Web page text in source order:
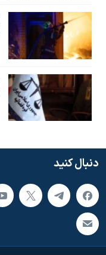
دنبال کنید